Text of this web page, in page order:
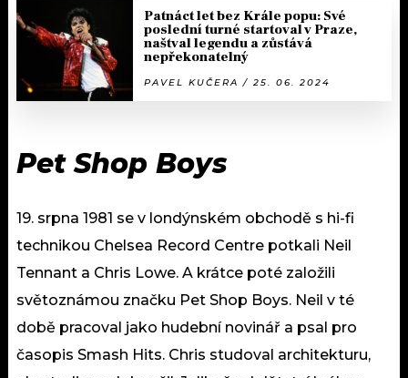
Patnáct let bez Krále popu: Své
poslední turné startoval v Praze,
naštval legendu a zůstává
nepřekonatelný
PAVEL KUČERA / 25. 06. 2024
Pet Shop Boys
19. srpna 1981 se v londýnském obchodě s hi-fi
technikou Chelsea Record Centre potkali Neil
Tennant a Chris Lowe. A krátce poté založili
světoznámou značku Pet Shop Boys. Neil v té
době pracoval jako hudební novinář a psal pro
časopis Smash Hits. Chris studoval architekturu,